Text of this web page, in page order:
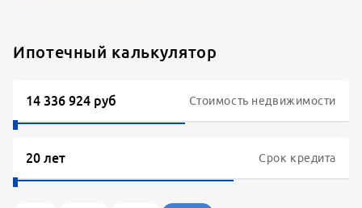
Ипотечный калькулятор
Стоимость недвижимости
Срок кредита